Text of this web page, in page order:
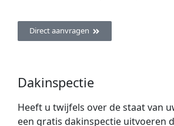
Direct aanvragen
Dakinspectie
Heeft u twijfels over de staat van
een gratis dakinspectie uitvoeren